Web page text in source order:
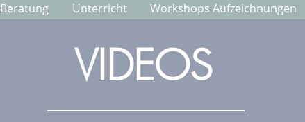
Beratung Unterricht Workshops Aufzeichnungen
VIDEOS